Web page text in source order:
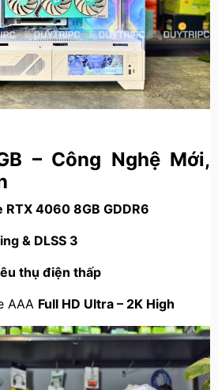
– Công Nghệ Mới,
RTX 4060 8GB GDDR6
& DLSS 3
thụ điện thấp
AAA Full HD Ultra – 2K High